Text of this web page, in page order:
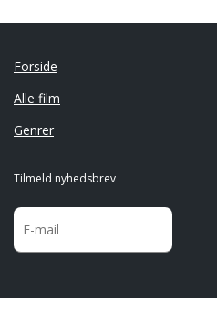
Forside
Alle film
Genrer
Tilmeld nyhedsbrev